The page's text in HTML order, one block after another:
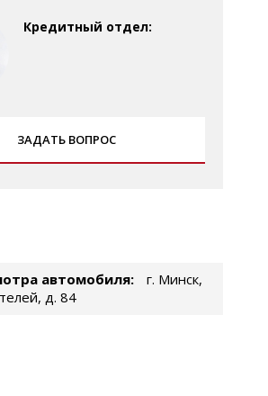
Кредитный отдел:
ЗАДАТЬ ВОПРОС
автомобиля:
г. Минск,
д. 84